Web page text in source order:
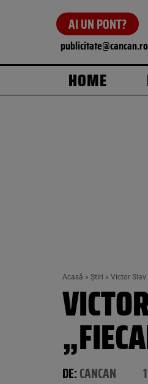
AI UN PONT?
publicitate@cancan.ro
HOME
Acasă » Știri » Victor Slav
DE:CANCAN